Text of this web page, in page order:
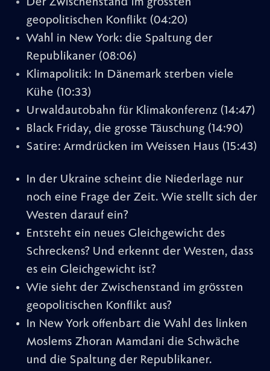
geopolitischen Konflikt (04:20)
Wahl in New York: die Spaltung der
Republikaner (08:06)
Klimapolitik: In Dänemark sterben viele
Kühe (10:33)
Urwaldautobahn für Klimakonferenz (14:47)
Black Friday, die grosse Täuschung (14:90)
Satire: Armdrücken im Weissen Haus (15:43)
In der Ukraine scheint die Niederlage nur
noch eine Frage der Zeit. Wie stellt sich der
Westen darauf ein?
Entsteht ein neues Gleichgewicht des
Schreckens? Und erkennt der Westen, dass
es ein Gleichgewicht ist?
Wie sieht der Zwischenstand im grössten
geopolitischen Konflikt aus?
In New York offenbart die Wahl des linken
Moslems Zhoran Mamdani die Schwäche
und die Spaltung der Republikaner.